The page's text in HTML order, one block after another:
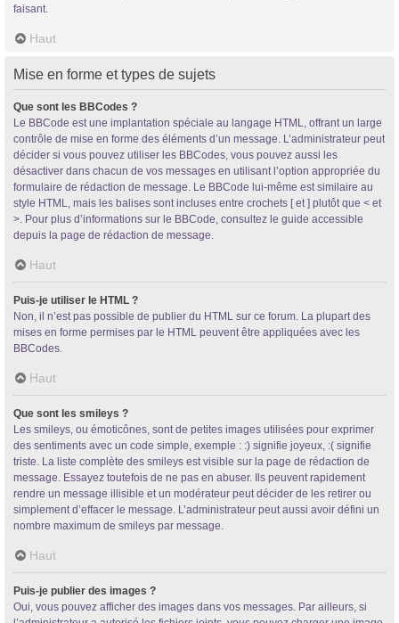
faisant.
Haut
Mise en forme et types de sujets
Que sont les BBCodes ?
Le BBCode est une implantation spéciale au langage HTML, offrant un large
contrôle de mise en forme des éléments d’un message. L’administrateur peut
décider si vous pouvez utiliser les BBCodes, vous pouvez aussi les
désactiver dans chacun de vos messages en utilisant l’option appropriée du
formulaire de rédaction de message. Le BBCode lui-même est similaire au
style HTML, mais les balises sont incluses entre crochets [ et ] plutôt que < et
>. Pour plus d’informations sur le BBCode, consultez le guide accessible
depuis la page de rédaction de message.
Haut
Puis-je utiliser le HTML ?
Non, il n’est pas possible de publier du HTML sur ce forum. La plupart des
mises en forme permises par le HTML peuvent être appliquées avec les
BBCodes.
Haut
Que sont les smileys ?
Les smileys, ou émoticônes, sont de petites images utilisées pour exprimer
des sentiments avec un code simple, exemple : :) signifie joyeux, :( signifie
triste. La liste complète des smileys est visible sur la page de rédaction de
message. Essayez toutefois de ne pas en abuser. Ils peuvent rapidement
rendre un message illisible et un modérateur peut décider de les retirer ou
simplement d’effacer le message. L’administrateur peut aussi avoir défini un
nombre maximum de smileys par message.
Haut
Puis-je publier des images ?
Oui, vous pouvez afficher des images dans vos messages. Par ailleurs, si